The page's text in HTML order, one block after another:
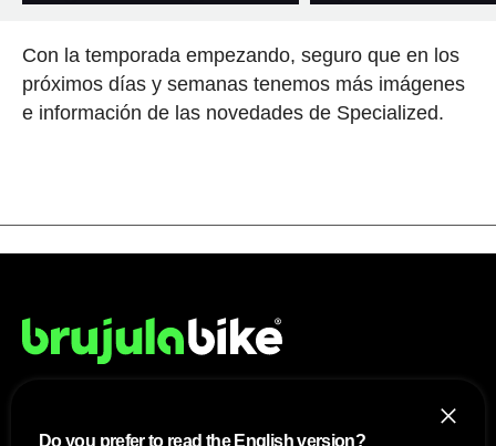
Con la temporada empezando, seguro que en los
próximos días y semanas tenemos más imágenes
e información de las novedades de Specialized.
NOSOTROS
Do you prefer to read the English version?